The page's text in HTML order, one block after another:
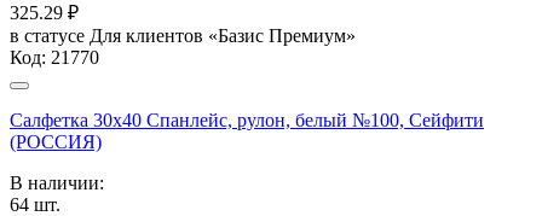
325.29 ₽
в статусе Для клиентов «Базис Премиум»
Код: 21770
Салфетка 30х40 Спанлейс, рулон, белый №100, Сейфити
(РОССИЯ)
В наличии:
64 шт.